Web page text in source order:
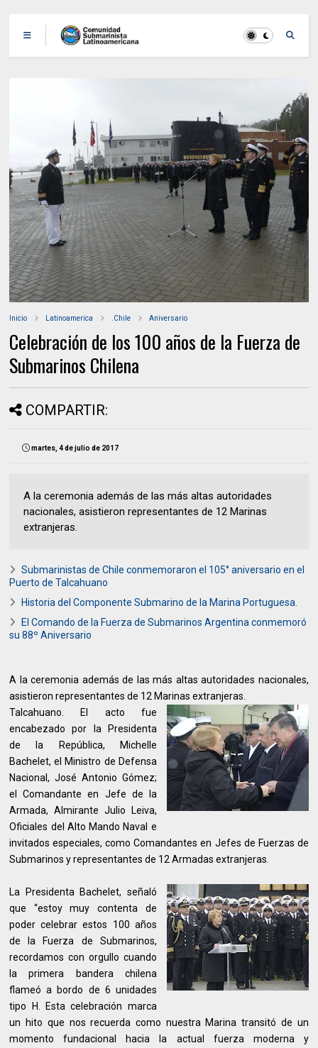
Inicio Latinoamerica .Chile Aniversario
Celebración de los 100 años de la Fuerza de
Submarinos Chilena
COMPARTIR:
martes, 4 de julio de 2017
A la ceremonia además de las más altas autoridades
nacionales, asistieron representantes de 12 Marinas
extranjeras.
Submarinistas de Chile conmemoraron el 105° aniversario en el
Puerto de Talcahuano
Historia del Componente Submarino de la Marina Portuguesa.
El Comando de la Fuerza de Submarinos Argentina conmemoró
su 88º Aniversario
A la ceremonia además de las más altas autoridades nacionales,
asistieron representantes de 12 Marinas extranjeras.
Talcahuano. El acto fue
encabezado por la Presidenta
de la República, Michelle
Bachelet, el Ministro de Defensa
Nacional, José Antonio Gómez;
el Comandante en Jefe de la
Armada, Almirante Julio Leiva,
Oficiales del Alto Mando Naval e
invitados especiales, como Comandantes en Jefes de Fuerzas de
Submarinos y representantes de 12 Armadas extranjeras.
La Presidenta Bachelet, señaló
que “estoy muy contenta de
poder celebrar estos 100 años
de la Fuerza de Submarinos,
recordamos con orgullo cuando
la primera bandera chilena
flameó a bordo de 6 unidades
tipo H. Esta celebración marca
un hito que nos recuerda como nuestra Marina transitó de un
momento fundacional hacia la actual fuerza moderna y